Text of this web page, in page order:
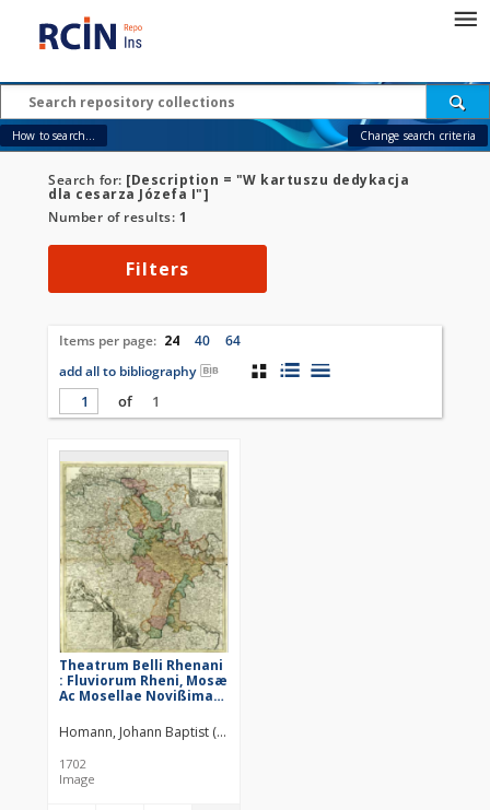
How to search... Change search criteria
Search for: [Description = "W kartuszu dedykacja
dla cesarza Józefa I"]
Number of results: 1
Filters
Items per page: 24 40
64
add all to bibliography
of
1
Theatrum Belli Rhenani
: Fluviorum Rheni, Mosæ
Ac Mosellae Novißima
Homann, Johann Baptist (1664–1724)
1702
Image